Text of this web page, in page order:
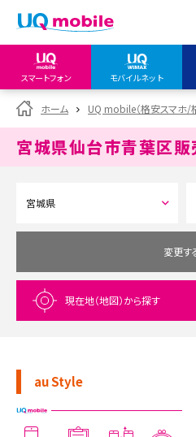
スマートフォン モバイルネット
my UQ WiMAX
UQ WiMAX ご契約の方
My UQ mobile
データチャージサイト
UQ mobile
オンラインショップ
UQ WiMAX
UQ mobile
販売店舗
UQ WiMAX
ホーム UQ mobile（格安スマホ/
宮城県仙台市青葉区
変更す
現在地（地図）から探す
au Style